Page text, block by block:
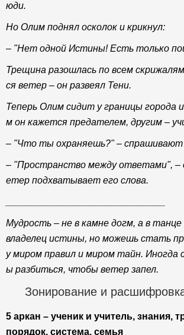
юди.
Но Олим поднял осколок и крикнул:
– "Нет одной Истины! Есть только
Трещина разошлась по всем
ся ветер – он развеял Тени.
Теперь Олим сидит у границы города
м он кажется предателем, другим –
– "Что ты охраняешь?" – спрашивают
– "Пространство между ответами", –
етер подхватывает его слова.
Мудрость – не в камне догм, а в
владелец истины, но можешь стать
у миром правил и миром тайн. Иногда
ы разбиться, чтобы ветер запел.
Зонирование и
5 аркан – ученик и учитель, знания,
порядок, система, семья